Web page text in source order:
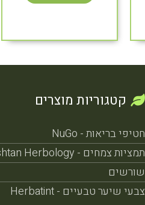
קטגוריות מוצרים
חטיפי בריאות - NuGo
תמציות צמחים - Nehushtan Herbology
שורשים
צבעי שיער טבעיים - Herbatint